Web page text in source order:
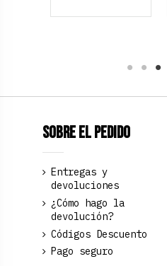
Sobre el pedido
Entregas y
devoluciones
¿Cómo hago la
devolución?
Códigos Descuento
Pago seguro